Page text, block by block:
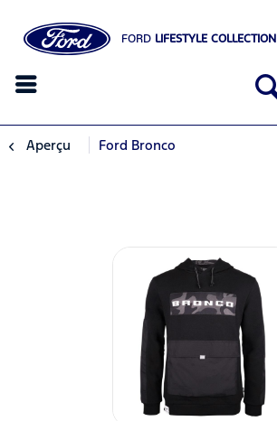
FORD LIFESTYLE COLLECTION
Aperçu Ford Bronco